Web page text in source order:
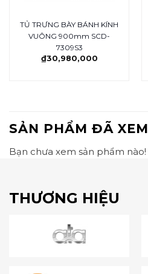
TỦ TRƯNG BÀY BÁNH KÍNH
VUÔNG 900mm SCD-
7309S3
₫30,980,000
SẢN PHẨM ĐÃ XEM
Bạn chưa xem sản phẩm nào!
THƯƠNG HIỆU